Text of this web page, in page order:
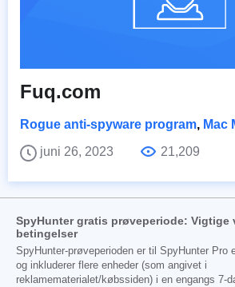
Fuq.com
Rogue anti-spyware program, Mac
juni 26, 2023
21,209
SpyHunter gratis prøveperiode: Vigtige
betingelser
SpyHunter-prøveperioden er til SpyHunter Pro
og inkluderer flere enheder (som angivet i
reklamematerialet/købssiden) i en engangs 7-